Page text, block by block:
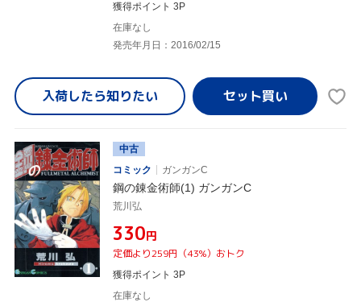
獲得ポイント 3P
在庫なし
発売年月日：2016/02/15
入荷したら知りたい
中古
コミック
ガンガンC
鋼の錬金術師(1) ガンガンC
荒川弘
¥330円
定価より259円（43%）おトク
獲得ポイント 3P
在庫なし